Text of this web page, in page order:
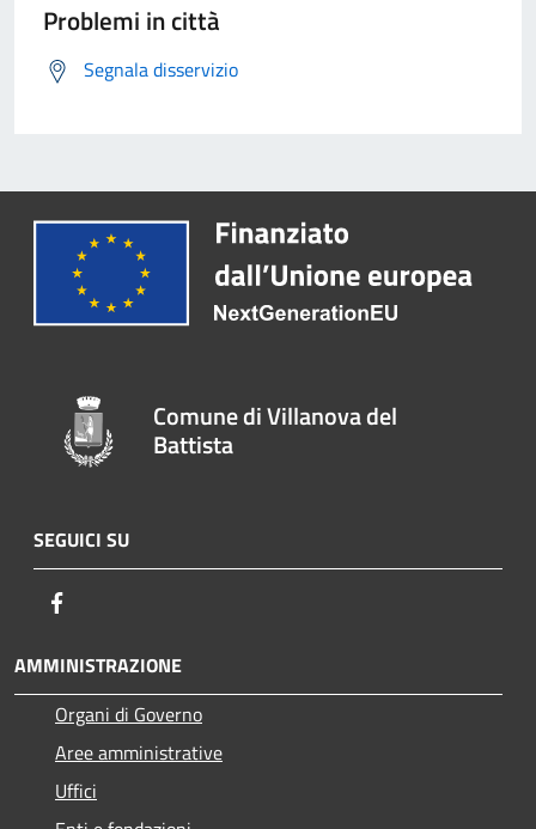
Problemi in città
Segnala disservizio
Comune di Villanova del
Battista
SEGUICI SU
AMMINISTRAZIONE
Organi di Governo
Aree amministrative
Uffici